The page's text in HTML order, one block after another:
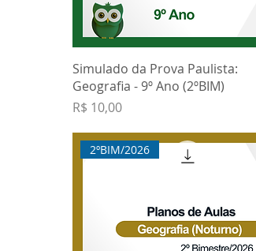
Simulado da Prova Paulista:
Geografia - 9º Ano (2ºBIM)
Preço
R$ 10,00
2ºBIM/2026